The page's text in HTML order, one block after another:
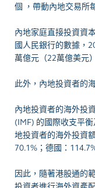
個 ，帶動內地交易所
內地家庭直接投資資
國人民銀行的數據，
萬億元（22萬億美元
此外，內地投資者的
內地投資者的海外投
(IMF) 的國際收支平
地投資者的海外投資
70.1%；德國：
因此，隨著港股通的